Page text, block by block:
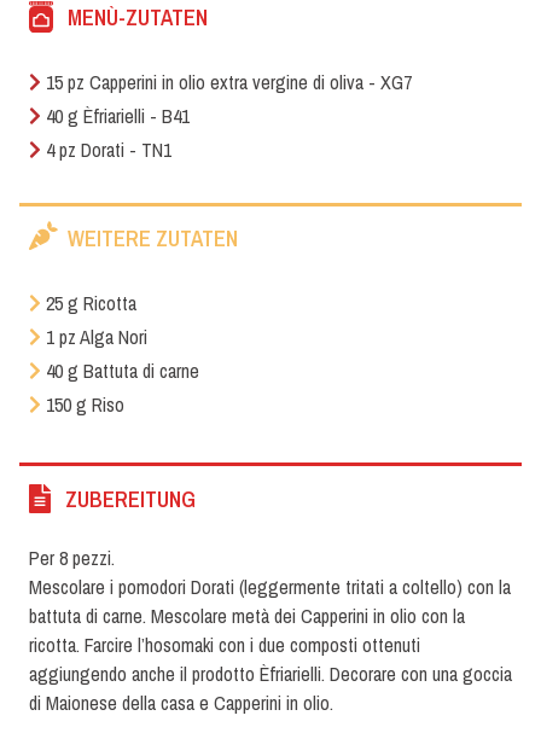
MENÙ-ZUTATEN
15 pz Capperini in olio extra vergine di oliva - XG7
40 g Èfriarielli - B41
4 pz Dorati - TN1
WEITERE ZUTATEN
25 g Ricotta
1 pz Alga Nori
40 g Battuta di carne
150 g Riso
ZUBEREITUNG
Per 8 pezzi.
Mescolare i pomodori Dorati (leggermente tritati a coltello) con la
battuta di carne. Mescolare metà dei Capperini in olio con la
ricotta. Farcire l’hosomaki con i due composti ottenuti
aggiungendo anche il prodotto Èfriarielli. Decorare con una goccia
di Maionese della casa e Capperini in olio.